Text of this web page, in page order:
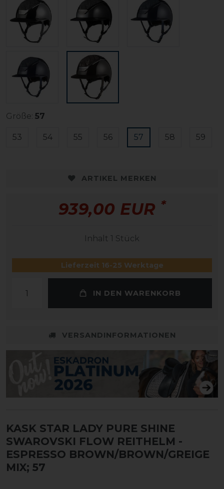
Größe: 57
53 54 55 56 57 58 59
ARTIKEL MERKEN
939,00 EUR *
Inhalt 1 Stück
Lieferzeit 16-25 Werktage
IN DEN WARENKORB
VERSANDINFORMATIONEN
KASK STAR LADY PURE SHINE
SWAROVSKI FLOW REITHELM -
ESPRESSO BROWN/BROWN/GREIGE
MIX; 57